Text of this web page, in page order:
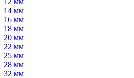
12 мм
14 мм
16 мм
18 мм
20 мм
22 мм
25 мм
28 мм
32 мм